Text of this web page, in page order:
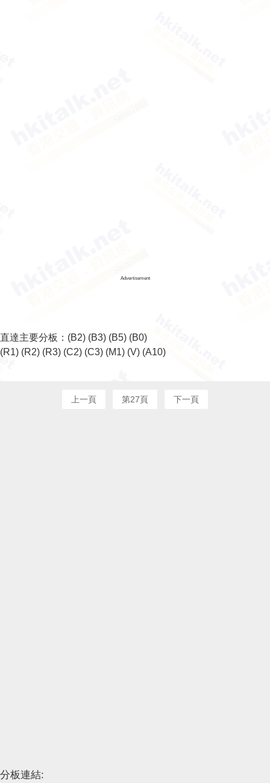
Advertisement
直達主要分板： (B2) (B3) (B5) (B0)
(R1) (R2) (R3) (C2) (C3) (M1) (V) (A10)
上一頁 第27頁 下一頁
分板連結: